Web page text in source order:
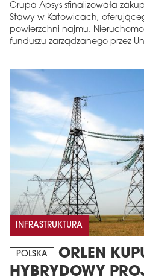
Grupa Apsys sfinalizowała
Stawy w Katowicach,
powierzchni najmu.
funduszu zarządzanego przez
INFRASTRUKTURA
POLSKA
ORLEN
HYBRYDOWY